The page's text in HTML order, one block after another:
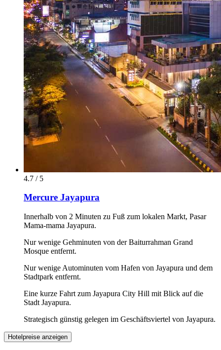
4.7 / 5
Mercure Jayapura
Innerhalb von 2 Minuten zu Fuß zum lokalen Markt, Pasar
Mama-mama Jayapura.
Nur wenige Gehminuten von der Baiturrahman Grand
Mosque entfernt.
Nur wenige Autominuten vom Hafen von Jayapura und dem
Stadtpark entfernt.
Eine kurze Fahrt zum Jayapura City Hill mit Blick auf die
Stadt Jayapura.
Strategisch günstig gelegen im Geschäftsviertel von Jayapura.
Hotelpreise anzeigen